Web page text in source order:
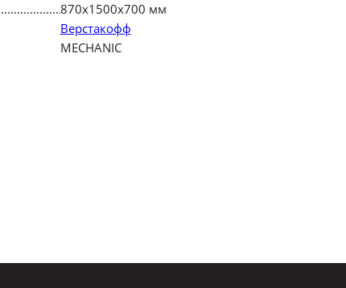
870х1500х700 мм
Верстакофф
MECHANIC